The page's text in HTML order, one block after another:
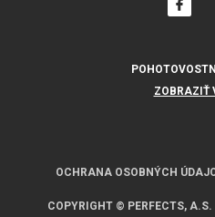
ZOBRAZIŤ
OCHRANA OSOBNÝCH
COPYRIGHT © PERFECTS, A.S.